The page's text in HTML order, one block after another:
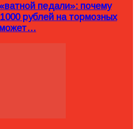
педали»: почему
рублей на тормозных
может…